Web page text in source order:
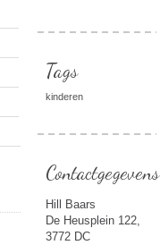
Tags
kinderen
Hill Baars
De Heusplein 122,
3772 DC